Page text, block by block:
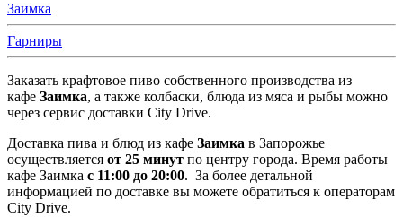
Заимка
Гарниры
Заказать крафтовое пиво собственного производства из
кафе Заимка, а также колбаски, блюда из мяса и рыбы можно
через сервис доставки City Drive.
Доставка пива и блюд из кафе Заимка в Запорожье
осуществляется от 25 минут по центру города. Время работы
кафе Заимка с 11:00 до 20:00. За более детальной
информацией по доставке вы можете обратиться к операторам
City Drive.